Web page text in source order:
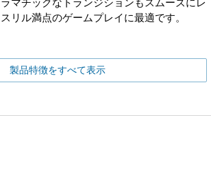
マチックなトランジションもスムーズにレ
リル満点のゲームプレイに最適です。
製品特徴をすべて表示